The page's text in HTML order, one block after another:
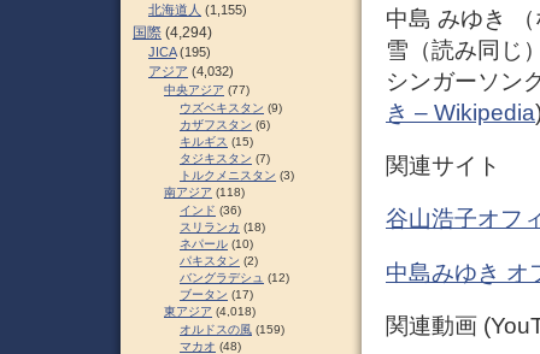
中島 みゆき
雪（読み同じ
シンガーソン
き – Wikipedia
関連サイト
谷山浩子オフ
中島みゆき オ
関連動画
北海道人 (1,155)
国際 (4,294)
JICA(195)
アジア (4,032)
中央アジア (77)
ウズベキスタン (9)
カザフスタン (6)
キルギス (15)
タジキスタン (7)
トルクメニスタン (3)
南アジア (118)
インド (36)
スリランカ (18)
ネパール (10)
パキスタン (2)
バングラデシュ (12)
ブータン (17)
東アジア (4,018)
オルドスの風 (159)
マカオ (48)